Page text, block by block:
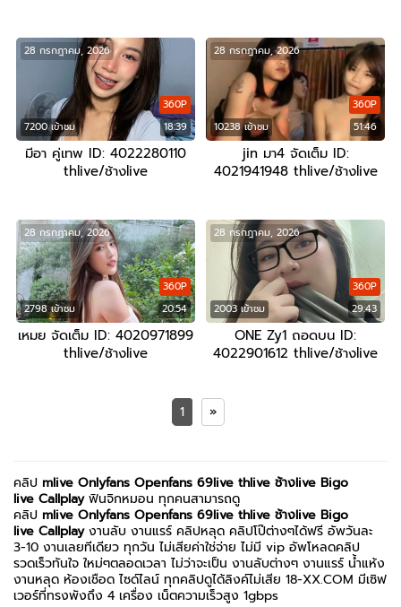
7200 เข้าชม 18:39
360P
28 กรกฎาคม, 2026
มีอา คู่เทพ ID: 4022280110
thlive/ช้างlive
10238 เข้าชม 51:46
360P
28 กรกฎาคม, 2026
jin มา4 จัดเต็ม ID:
4021941948 thlive/ช้างlive
2798 เข้าชม 20:54
360P
28 กรกฎาคม, 2026
เหมย จัดเต็ม ID: 4020971899
thlive/ช้างlive
2003 เข้าชม 29:43
360P
28 กรกฎาคม, 2026
ONE Zy1 ถอดบน ID:
4022901612 thlive/ช้างlive
1 »
คลิป mlive Onlyfans Openfans 69live thlive ช้างlive Bigo
live Callplayฟินจิกหมอน ทุกคนสามารถดู
คลิป mlive Onlyfans Openfans 69live thlive ช้างlive Bigo
live Callplayงานลับ งานแรร์ คลิปหลุด คลิปโป๊ต่างๆได้ฟรี อัพวันละ
3-10 งานเลยทีเดียว ทุกวัน ไม่เสียค่าใช่จ่าย ไม่มี vip อัพโหลดคลิป
รวดเร็วทันใจ ใหม่ๆตลอดเวลา ไม่ว่าจะเป็น งานลับต่างๆ งานแรร์ น้ำแห้ง
งานหลุด ห้องเชือด ไซด์ไลน์ ทุกคลิปดูได้ลิงค์ไม่เสีย 18-XX.COM มีเซิฟ
เวอร์ที่ทรงพังถึง 4 เครื่อง เน็ตความเร็วสูง 1gbps